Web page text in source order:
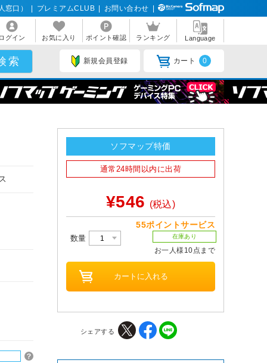
窓口） プレミアムCLUB お問い合わせ
ログイン お気に入り ポイント確認 ランキング Language
新規会員登録 カート 0
ソフマップ特価
通常24時間以内に出荷
¥546 (税込)
55ポイントサービス
数量 在庫あり
お一人様10点まで
シェアする